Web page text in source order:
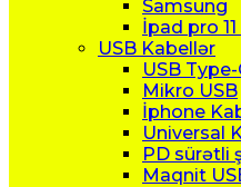
Samsung
İpad pro
USB Kabellər
USB Type-
Mikro USB
İphone
Universal
PD sürətli
Maqnit